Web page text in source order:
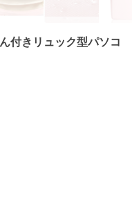
付きリュック型パソコ